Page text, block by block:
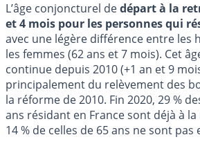
L’âge conjoncturel dedépart à la
et 4 mois pour les personnes qui
avec une légère différence entre les
les femmes (62 ans et 7 mois). Cet
continue depuis 2010 (+1 an et 9
principalement du relèvement des
la réforme de 2010. Fin 2020, 29 %
ans résidant en France sont déjà à
14 % de celles de 65 ans ne sont